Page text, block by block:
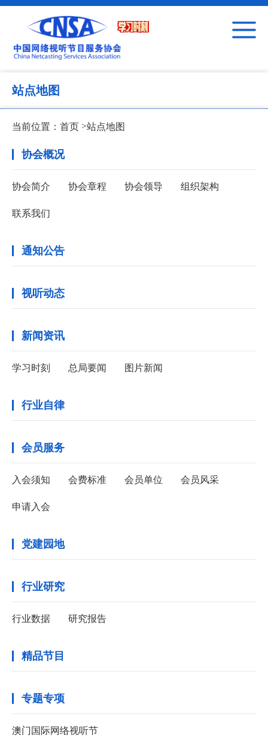
站点地图
当前位置： 首页 >站点地图
协会概况
协会简介 协会章程 协会领导 组织架构
联系我们
通知公告
视听动态
新闻资讯
学习时刻 总局要闻 图片新闻
行业自律
会员服务
入会须知 会费标准 会员单位 会员风采
申请入会
党建园地
行业研究
行业数据 研究报告
精品节目
专题专项
澳门国际网络视听节